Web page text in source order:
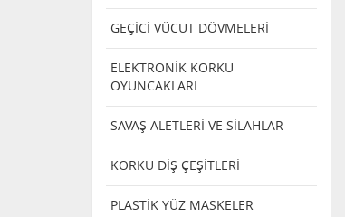
GEÇİCİ VÜCUT DÖVMELERİ
ELEKTRONİK KORKU
OYUNCAKLARI
SAVAŞ ALETLERİ VE SİLAHLAR
KORKU DİŞ ÇEŞİTLERİ
PLASTİK YÜZ MASKELER